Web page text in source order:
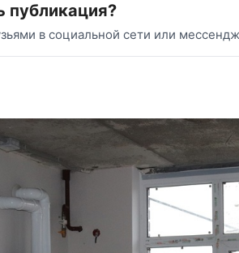
публикация?
в социальной сети или